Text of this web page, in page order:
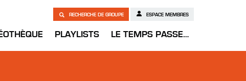
PLAYLISTS LE TEMPS PASSE…
RECHERCHE DE GROUPE ESPACE MEMBRES